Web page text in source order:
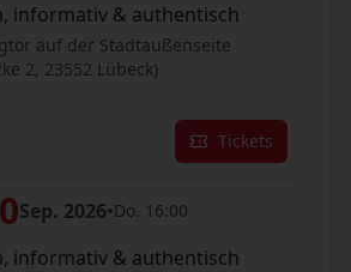
informativ & authentisch
auf der Stadtaußenseite
2, 23552 Lübeck)
Tickets
Sep. 2026•Do. 16:00
informativ & authentisch